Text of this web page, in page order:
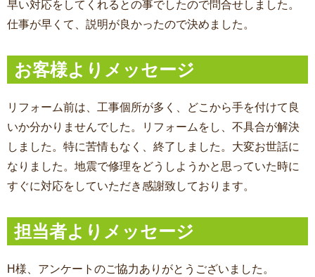
早い対応をしてくれるとの事でしたので問合せしました。
仕事が早くて、説明が良かったので決めました。
お客様よりメッセージ
リフォーム前は、工事個所が多く、どこから手を付けて良
いか分かりませんでした。リフォームをし、不具合が解決
しました。特に苦情もなく、終了しました。大変お世話に
なりました。地震で修理をどうしようかと思っていた時に
すぐに対応をしていただき感謝致しております。
担当者よりメッセージ
H様、アンケートのご協力ありがとうございました。